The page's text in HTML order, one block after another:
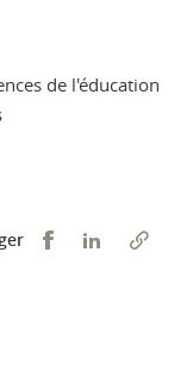
de l'éducation
Partager sur
Partager